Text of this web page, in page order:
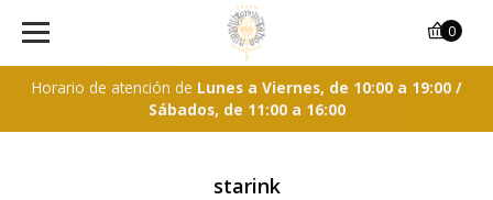
Horario de atención de Lunes a Viernes, de 10:00 a 19:00 /
Sábados, de 11:00 a 16:00
0
starink